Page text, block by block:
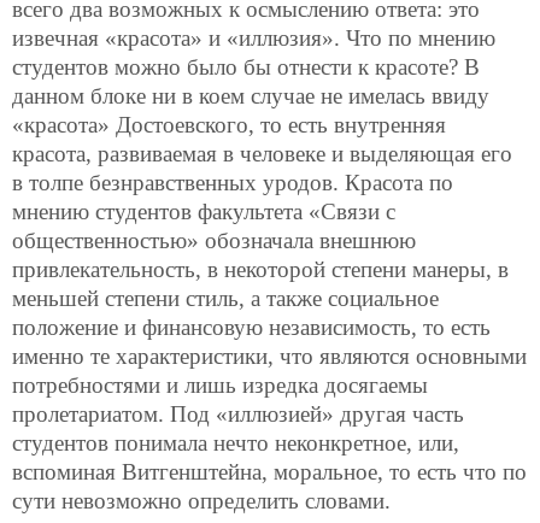
всего два возможных к осмыслению ответа: это
извечная «красота» и «иллюзия». Что по мнению
студентов можно было бы отнести к красоте? В
данном блоке ни в коем случае не имелась ввиду
«красота» Достоевского, то есть внутренняя
красота, развиваемая в человеке и выделяющая его
в толпе безнравственных уродов. Красота по
мнению студентов факультета «Связи с
общественностью» обозначала внешнюю
привлекательность, в некоторой степени манеры, в
меньшей степени стиль, а также социальное
положение и финансовую независимость, то есть
именно те характеристики, что являются основными
потребностями и лишь изредка досягаемы
пролетариатом. Под «иллюзией» другая часть
студентов понимала нечто неконкретное, или,
вспоминая Витгенштейна, моральное, то есть что по
сути невозможно определить словами.